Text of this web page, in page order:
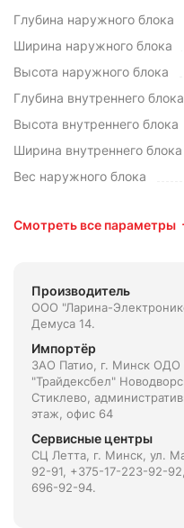
Глубина наружного блока
Ширина наружного блока
Высота наружного блока
Глубина внутреннего блока
Высота внутреннего блока
Ширина внутреннего блока
Вес наружного блока
Смотреть все параметры
Производитель
ООО "Ларина-
Демуса 14.
Импортёр
ЗАО Патио, г. Минск ОДО
"Трайдексбел"
Стиклево,
этаж, офис 64
Сервисные центры
СЦ Летта, г. Минск, ул.
92-91, +375-17-223-92-
696-92-94.